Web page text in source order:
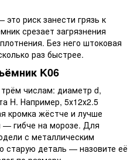
риск занести грязь к
срезает загрязнения
Без него штоковая
раз быстрее.
K06
числам: диаметр d,
H. Например, 5х12х2.5
кромка жёстче и лучше
— гибче на морозе. Для
с металлическим
старую деталь — назовите её